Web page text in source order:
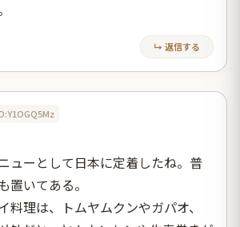
↳ 返信する
ューとして日本に定着したね。普
置いてある。
料理は、トムヤムクンやガパオ、